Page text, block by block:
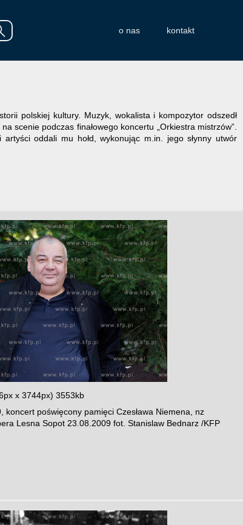
o nas kontakt
polskiej kultury. Muzyk, wokalista i kompozytor odszedł
scenie podczas finałowego koncertu „Orkiestra mistrzów”.
oddali mu hołd, wykonując m.in. jego słynny utwór
x 3744px) 3553kb
koncert poświęcony pamięci Czesława Niemena, nz
Lesna Sopot 23.08.2009 fot. Stanislaw Bednarz /KFP